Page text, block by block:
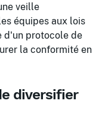
veille
équipes aux lois
d'un protocole de
la conformité en
diversifier